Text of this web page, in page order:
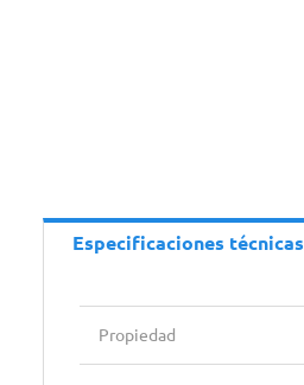
Especificaciones técnicas
Propiedad